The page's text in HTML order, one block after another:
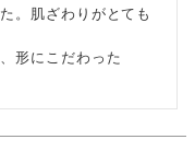
。肌ざわりがとても
形にこだわった